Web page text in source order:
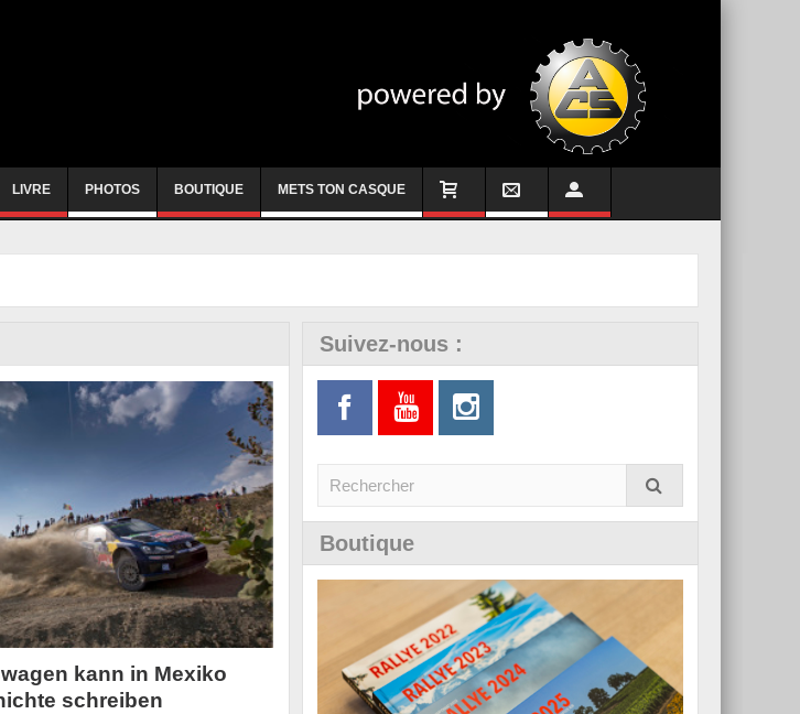
LIVRE PHOTOS BOUTIQUE METS TON CASQUE
kann in Mexiko
schreiben
Suivez-nous :
Boutique